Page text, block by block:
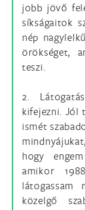
jobb jövő
síkságaitok
nép
örökséget,
teszi.
2.
kifejezni. Jól
ismét
hogy
amikor
közelgő